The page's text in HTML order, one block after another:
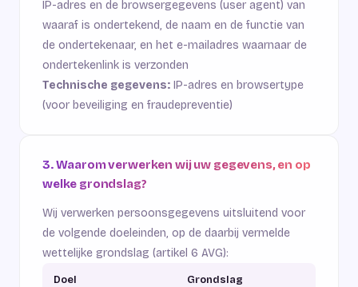
IP-adres en de browsergegevens (user agent) van
waaraf is ondertekend, de naam en de functie van
de ondertekenaar, en het e-mailadres waarnaar de
ondertekenlink is verzonden
Technische gegevens: IP-adres en browsertype
(voor beveiliging en fraudepreventie)
3. Waarom verwerken wij uw gegevens, en op
welke grondslag?
Wij verwerken persoonsgegevens uitsluitend voor
de volgende doeleinden, op de daarbij vermelde
wettelijke grondslag (artikel 6 AVG):
Doel Grondslag